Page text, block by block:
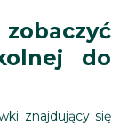
do
znajdujący się